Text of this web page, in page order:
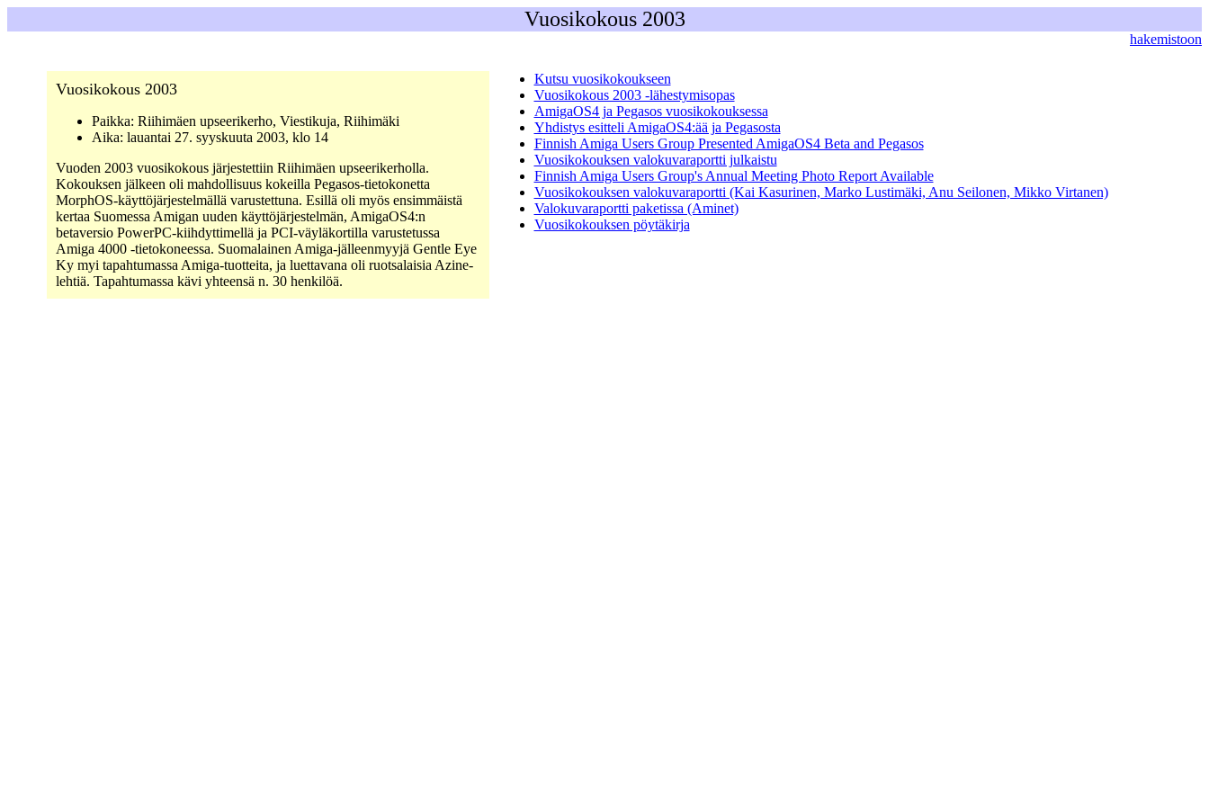
Vuosikokous 2003
hakemistoon
Vuosikokous 2003
Paikka: Riihimäen upseerikerho, Viestikuja, Riihimäki
Aika: lauantai 27. syyskuuta 2003, klo 14
Vuoden 2003 vuosikokous järjestettiin Riihimäen upseerikerholla.
Kokouksen jälkeen oli mahdollisuus kokeilla Pegasos-tietokonetta
MorphOS-käyttöjärjestelmällä varustettuna. Esillä oli myös ensimmäistä
kertaa Suomessa Amigan uuden käyttöjärjestelmän, AmigaOS4:n
betaversio PowerPC-kiihdyttimellä ja PCI-väyläkortilla varustetussa
Amiga 4000 -tietokoneessa. Suomalainen Amiga-jälleenmyyjä Gentle Eye
Ky myi tapahtumassa Amiga-tuotteita, ja luettavana oli ruotsalaisia Azine-
lehtiä. Tapahtumassa kävi yhteensä n. 30 henkilöä.
Kutsu vuosikokoukseen
Vuosikokous 2003 -lähestymisopas
AmigaOS4 ja Pegasos vuosikokouksessa
Yhdistys esitteli AmigaOS4:ää ja Pegasosta
Finnish Amiga Users Group Presented AmigaOS4 Beta and Pegasos
Vuosikokouksen valokuvaraportti julkaistu
Finnish Amiga Users Group's Annual Meeting Photo Report Available
Vuosikokouksen valokuvaraportti (Kai Kasurinen, Marko Lustimäki, Anu Seilonen, Mikko Virtanen)
Valokuvaraportti paketissa (Aminet)
Vuosikokouksen pöytäkirja